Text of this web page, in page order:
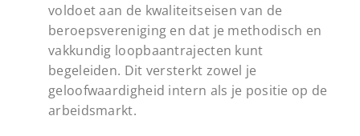
voldoet aan de kwaliteitseisen van de
beroepsvereniging en dat je methodisch en
vakkundig loopbaantrajecten kunt
begeleiden. Dit versterkt zowel je
geloofwaardigheid intern als je positie op de
arbeidsmarkt.